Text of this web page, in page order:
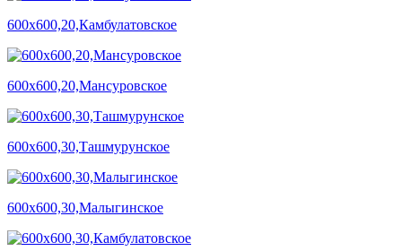
600х600,20,Камбулатовское
600х600,20,Мансуровское
600х600,30,Ташмурунское
600х600,30,Малыгинское